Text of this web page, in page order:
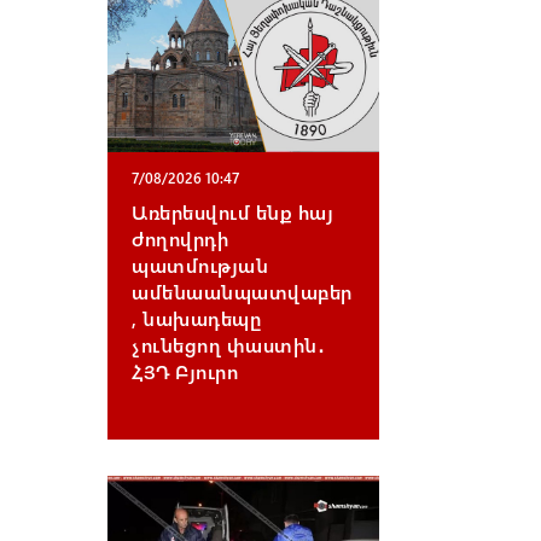
7/08/2026 10:47
Առերեսվում ենք հայ
ժողովրդի
պատմության
ամենաանպատվաբեր
, նախադեպը
չունեցող փաստին․
ՀՅԴ Բյուրո